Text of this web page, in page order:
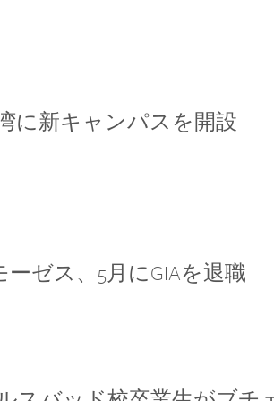
に新キャンパスを開設
ーゼス、5月にGIAを退職